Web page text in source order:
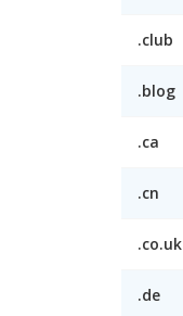
.club
.blog
.ca
.cn
.co.uk
.de